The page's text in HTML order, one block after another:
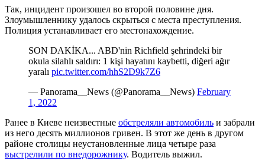
Так, инцидент произошел во второй половине дня.
Злоумышленнику удалось скрыться с места преступления.
Полиция устанавливает его местонахождение.
SON DAKİKA... ABD'nin Richfield şehrindeki bir
okula silahlı saldırı: 1 kişi hayatını kaybetti, diğeri ağır
yaralı pic.twitter.com/hhS2D9k7Z6
— Panorama__News (@Panorama__News) February
1, 2022
Ранее в Киеве неизвестные обстреляли автомобиль и забрали
из него десять миллионов гривен. В этот же день в другом
районе столицы неустановленные лица четыре раза
выстрелили по внедорожнику. Водитель выжил.